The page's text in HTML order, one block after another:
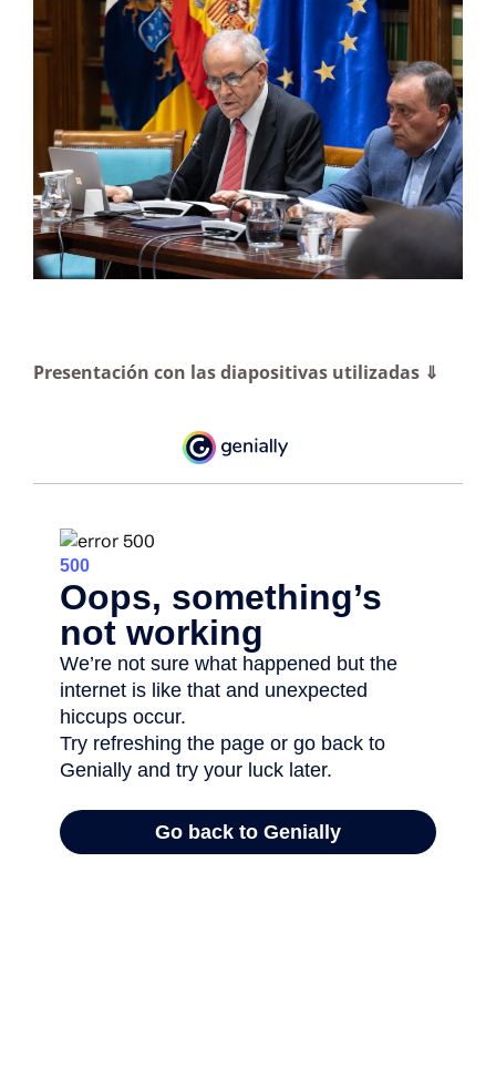
Presentación con las diapositivas utilizadas ⇓